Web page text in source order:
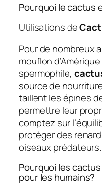
Pourquoi le cactus
Utilisations de
Pour de nombreux
mouflon
spermophile,
source de
taillent les épines
permettre leur
comptez sur
protéger des
oiseaux prédateurs.
Pourquoi les
pour les humains?